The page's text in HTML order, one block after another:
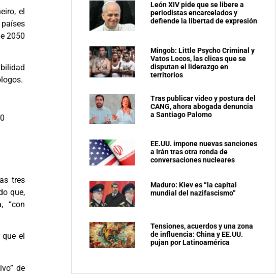
el
2050
tres
que,
, “con
el
de
León XIV pide que se libere a
periodistas encarcelados y
defiende la libertad de expresión
Mingob: Little Psycho Criminal y
Vatos Locos, las clicas que se
disputan el liderazgo en
territorios
Tras publicar video y postura del
CANG, ahora abogada denuncia
a Santiago Palomo
EE.UU. impone nuevas sanciones
a Irán tras otra ronda de
conversaciones nucleares
Maduro: Kiev es “la capital
mundial del nazifascismo”
Tensiones, acuerdos y una zona
de influencia: China y EE.UU.
pujan por Latinoamérica